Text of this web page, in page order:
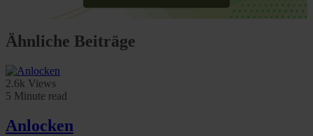
Ähnliche Beiträge
2.6k Views
5 Minute read
Anlocken